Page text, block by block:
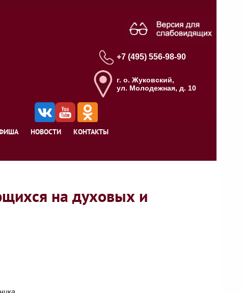
+7 (495) 556-98-90
г. о. Жуковский,
ул. Молодежная, д. 10
НОВОСТИ КОНТАКТЫ
на духовых и